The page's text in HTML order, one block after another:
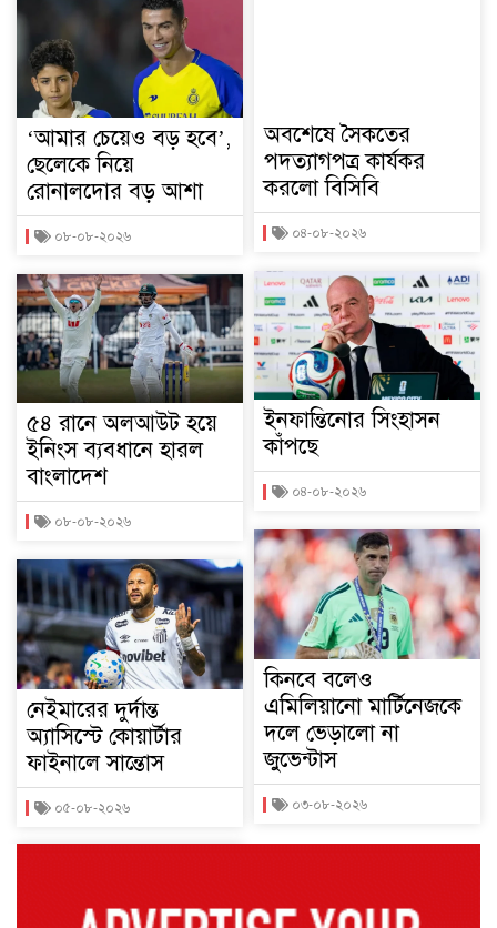
‘আমার চেয়েও বড় হবে’,
ছেলেকে নিয়ে
রোনালদোর বড় আশা
০৮-০৮-২০২৬
৫৪ রানে অলআউট হয়ে
ইনিংস ব্যবধানে হারল
বাংলাদেশ
০৮-০৮-২০২৬
নেইমারের দুর্দান্ত
অ্যাসিস্টে কোয়ার্টার
ফাইনালে সান্তোস
০৫-০৮-২০২৬
অবশেষে সৈকতের
পদত্যাগপত্র কার্যকর
করলো বিসিবি
০৪-০৮-২০২৬
ইনফান্তিনোর সিংহাসন
কাঁপছে
০৪-০৮-২০২৬
কিনবে বলেও
এমিলিয়ানো মার্টিনেজকে
দলে ভেড়ালো না
জুভেন্টাস
০৩-০৮-২০২৬